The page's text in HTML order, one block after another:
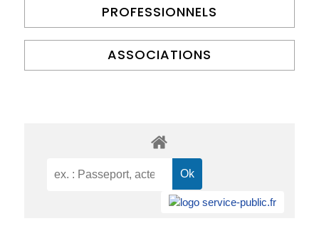
PROFESSIONNELS
ASSOCIATIONS